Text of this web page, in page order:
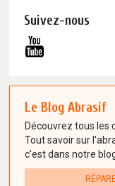
Suivez-nous
Le Blog Abrasif
Découvrez tous les
Tout savoir sur
c'est dans notre